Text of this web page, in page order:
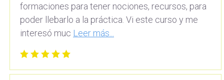
formaciones para tener nociones, recursos, para
poder llebarlo a la práctica. Vi este curso y me
interesó muc Leer más...